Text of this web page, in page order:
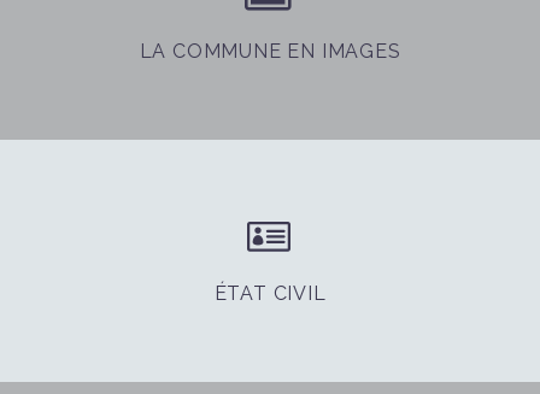
LA COMMUNE EN IMAGES


ÉTAT CIVIL